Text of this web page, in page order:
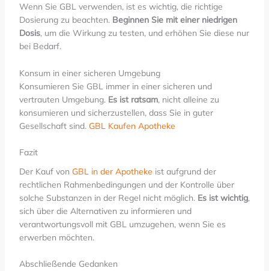
Wenn Sie GBL verwenden, ist es wichtig, die richtige
Dosierung zu beachten. Beginnen Sie mit einer niedrigen
Dosis, um die Wirkung zu testen, und erhöhen Sie diese nur
bei Bedarf.
Konsum in einer sicheren Umgebung
Konsumieren Sie GBL immer in einer sicheren und
vertrauten Umgebung. Es ist ratsam, nicht alleine zu
konsumieren und sicherzustellen, dass Sie in guter
Gesellschaft sind. GBL Kaufen Apotheke
Fazit
Der Kauf von GBL in der Apotheke ist aufgrund der
rechtlichen Rahmenbedingungen und der Kontrolle über
solche Substanzen in der Regel nicht möglich. Es ist wichtig,
sich über die Alternativen zu informieren und
verantwortungsvoll mit GBL umzugehen, wenn Sie es
erwerben möchten.
Abschließende Gedanken